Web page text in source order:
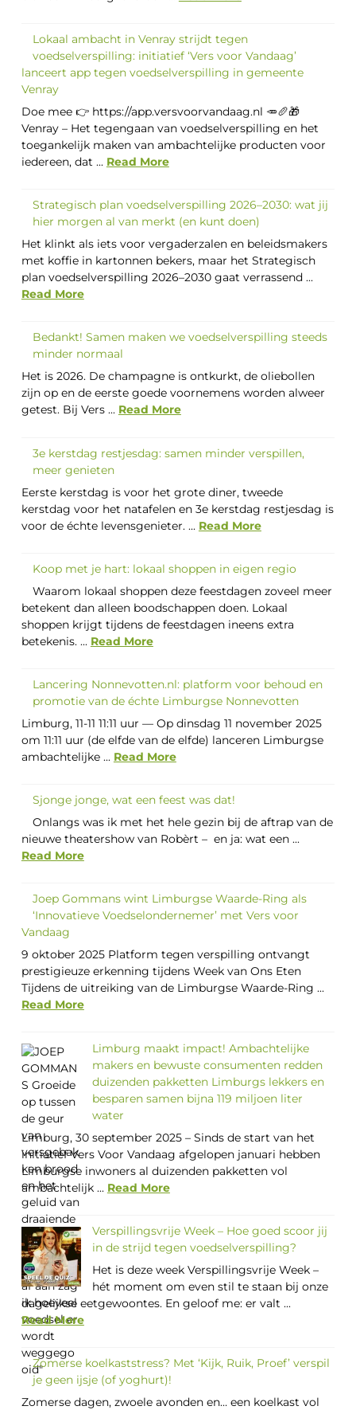
Lokaal ambacht in Venray strijdt tegen
voedselverspilling: initiatief ‘Vers voor Vandaag’
lanceert app tegen voedselverspilling in gemeente
Venray
Doe mee 👉 https://app.versvoorvandaag.nl 🥕🥖🎁
Venray – Het tegengaan van voedselverspilling en het
toegankelijk maken van ambachtelijke producten voor
iedereen, dat ... Read More
Strategisch plan voedselverspilling 2026–2030: wat jij
hier morgen al van merkt (en kunt doen)
Het klinkt als iets voor vergaderzalen en beleidsmakers
met koffie in kartonnen bekers, maar het Strategisch
plan voedselverspilling 2026–2030 gaat verrassend ...
Read More
Bedankt! Samen maken we voedselverspilling steeds
minder normaal
Het is 2026. De champagne is ontkurkt, de oliebollen
zijn op en de eerste goede voornemens worden alweer
getest. Bij Vers ... Read More
3e kerstdag restjesdag: samen minder verspillen,
meer genieten
Eerste kerstdag is voor het grote diner, tweede
kerstdag voor het natafelen en 3e kerstdag restjesdag is
voor de échte levensgenieter. ... Read More
Koop met je hart: lokaal shoppen in eigen regio
Waarom lokaal shoppen deze feestdagen zoveel meer
betekent dan alleen boodschappen doen. Lokaal
shoppen krijgt tijdens de feestdagen ineens extra
betekenis. ... Read More
Lancering Nonnevotten.nl: platform voor behoud en
promotie van de échte Limburgse Nonnevotten
Limburg, 11-11 11:11 uur — Op dinsdag 11 november 2025
om 11:11 uur (de elfde van de elfde) lanceren Limburgse
ambachtelijke ... Read More
Sjonge jonge, wat een feest was dat!
Onlangs was ik met het hele gezin bij de aftrap van de
nieuwe theatershow van Robèrt – en ja: wat een ...
Read More
Joep Gommans wint Limburgse Waarde-Ring als
‘Innovatieve Voedselondernemer’ met Vers voor
Vandaag
9 oktober 2025 Platform tegen verspilling ontvangt
prestigieuze erkenning tijdens Week van Ons Eten
Tijdens de uitreiking van de Limburgse Waarde-Ring ...
Read More
Limburg maakt impact! Ambachtelijke
makers en bewuste consumenten redden
duizenden pakketten Limburgs lekkers en
besparen samen bijna 119 miljoen liter
water
Limburg, 30 september 2025 – Sinds de start van het
initiatief Vers Voor Vandaag afgelopen januari hebben
Limburgse inwoners al duizenden pakketten vol
ambachtelijk ... Read More
Verspillingsvrije Week – Hoe goed scoor jij
in de strijd tegen voedselverspilling?
Het is deze week Verspillingsvrije Week –
hét moment om even stil te staan bij onze
dagelijkse eetgewoontes. En geloof me: er valt ...
Read More
Zomerse koelkaststress? Met ‘Kijk, Ruik, Proef’ verspil
je geen ijsje (of yoghurt)!
Zomerse dagen, zwoele avonden en… een koelkast vol